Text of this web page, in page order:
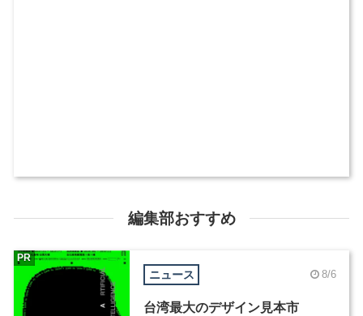
編集部おすすめ
ニュース 8/6
台湾最大のデザイン見本市
PR